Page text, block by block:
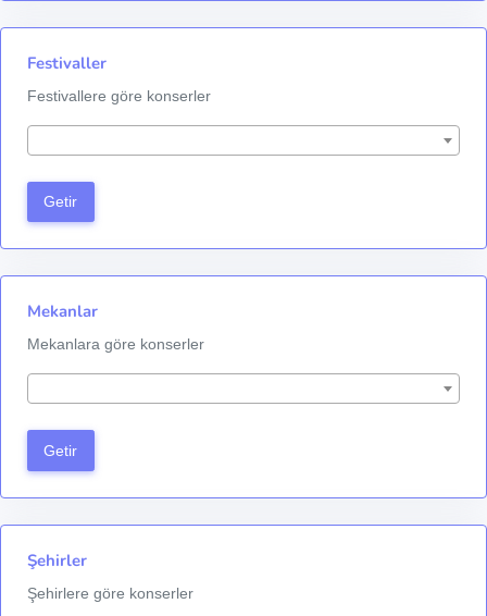
Festivaller
Festivallere göre konserler
Getir
Mekanlar
Mekanlara göre konserler
Getir
Şehirler
Şehirlere göre konserler